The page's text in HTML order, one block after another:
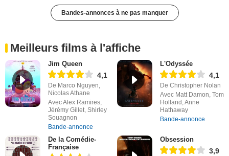
Bandes-annonces à ne pas manquer
Meilleurs films à l'affiche
Jim Queen
4,1
De Marco Nguyen,
Nicolas Athane
Avec Alex Ramires,
Jérémy Gillet, Shirley
Souagnon
Bande-annonce
L'Odyssée
4,1
De Christopher Nolan
Avec Matt Damon, Tom
Holland, Anne
Hathaway
Bande-annonce
De la Comédie-
Française
Obsession
3,9